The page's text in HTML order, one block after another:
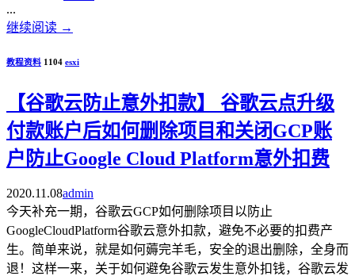
...
继续阅读 →
教程资料 1104 esxi
【谷歌云防止意外扣款】 谷歌云点升级
付款账户后如何删除项目和关闭GCP账
户防止Google Cloud Platform意外扣费
2020.11.08admin
今天补充一期，谷歌云GCP如何删除项目以防止
GoogleCloudPlatform谷歌云意外扣款，避免不必要的扣费产
生。简单来说，就是如何薅完羊毛，安全的退出删除，全身而
退！这样一来，关于如何避免谷歌云发生意外扣钱，谷歌云发